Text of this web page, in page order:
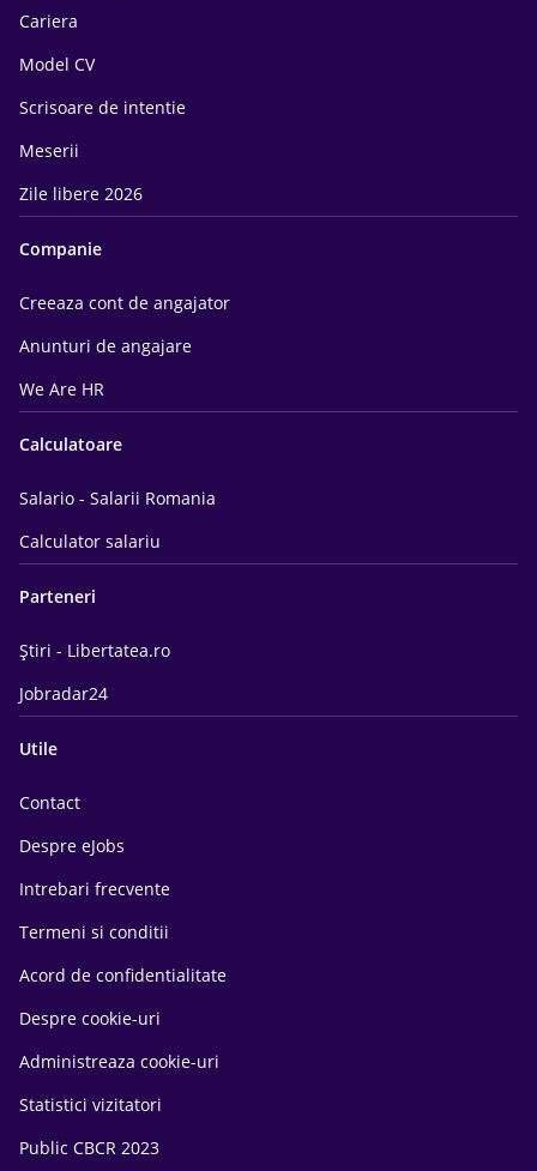
Cariera
Model CV
Scrisoare de intentie
Meserii
Zile libere 2026
Companie
Creeaza cont de angajator
Anunturi de angajare
We Are HR
Calculatoare
Salario - Salarii Romania
Calculator salariu
Parteneri
Știri - Libertatea.ro
Jobradar24
Utile
Contact
Despre eJobs
Intrebari frecvente
Termeni si conditii
Acord de confidentialitate
Despre cookie-uri
Administreaza cookie-uri
Statistici vizitatori
Public CBCR 2023